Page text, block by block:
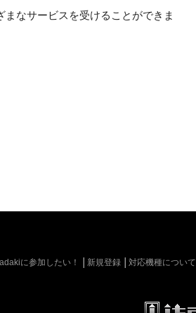
なサービスを受けることができま
に参加したい！ 新規登録 対応機種について